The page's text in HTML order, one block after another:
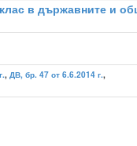
в държавните и
, ДВ, бр. 47 от 6.6.2014 г.,